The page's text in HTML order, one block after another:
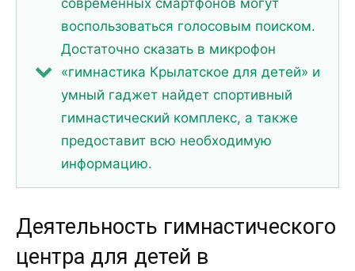
современных смартфонов могут
воспользоваться голосовым поиском.
Достаточно сказать в микрофон
«гимнастика Крылатское для детей» и
умный гаджет найдет спортивный
гимнастический комплекс, а также
предоставит всю необходимую
информацию.
Деятельность гимнастического
центра для детей в